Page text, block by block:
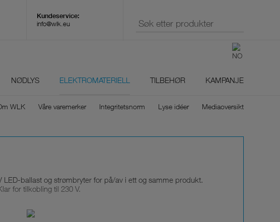
info@wlk.eu
NØDLYS ELEKTROMATERIELL TILBEHØR KAMPANJE
WLK Våre varemerker Integritetsnorm Lyse idéer Mediaoversikt
ballast og strømbryter for på/av i ett og samme produkt.
for tilkobling til 230 V.